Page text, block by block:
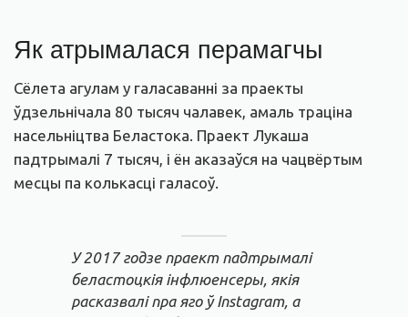
Як атрымалася перамагчы
Сёлета агулам у галасаванні за праекты
ўдзельнічала 80 тысяч чалавек, амаль траціна
насельніцтва Беластока. Праект Лукаша
падтрымалі 7 тысяч, і ён аказаўся на чацвёртым
месцы па колькасці галасоў.
У 2017 годзе праект падтрымалі
беластоцкія інфлюенсеры, якія
расказвалі пра яго ў Instagram, а